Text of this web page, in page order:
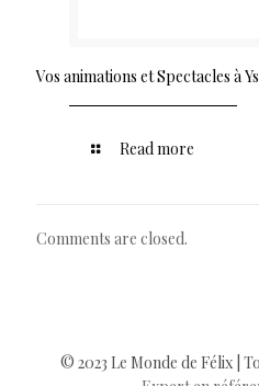
Vos animations et Spectacles à
Read more
Comments are closed.
© 2023 Le Monde de Félix |